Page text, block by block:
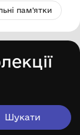
пам'ятки